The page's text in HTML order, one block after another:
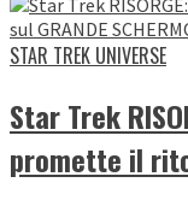
STAR TREK UNIVERSE
Star Trek
promette il